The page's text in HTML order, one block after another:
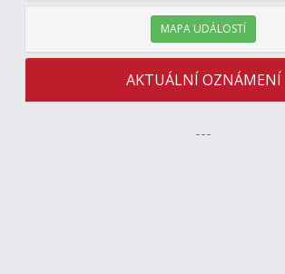
MAPA UDÁLOSTÍ
AKTUÁLNÍ OZNÁMENÍ
---